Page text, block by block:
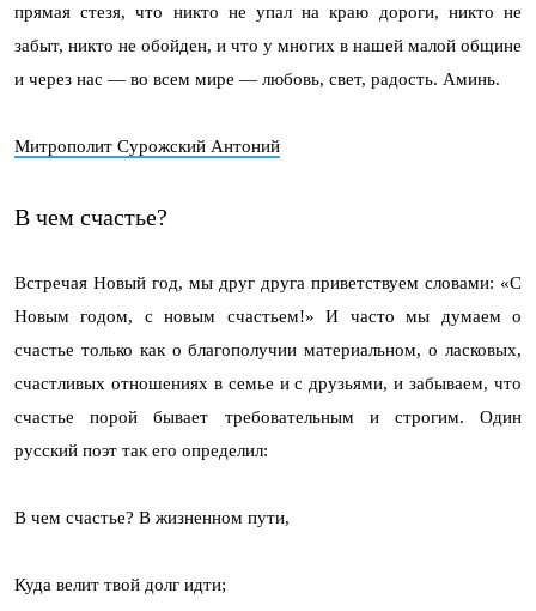
прямая стезя, что никто не упал на краю дороги, никто не
забыт, никто не обойден, и что у многих в нашей малой общине
и через нас — во всем мире — любовь, свет, радость. Аминь.
Митрополит Сурожский Антоний
В чем счастье?
Встречая Новый год, мы друг друга приветствуем словами: «С
Новым годом, с новым счастьем!» И часто мы думаем о
счастье только как о благополучии материальном, о ласковых,
счастливых отношениях в семье и с друзьями, и забываем, что
счастье порой бывает требовательным и строгим. Один
русский поэт так его определил:
В чем счастье? В жизненном пути,
Куда велит твой долг идти;